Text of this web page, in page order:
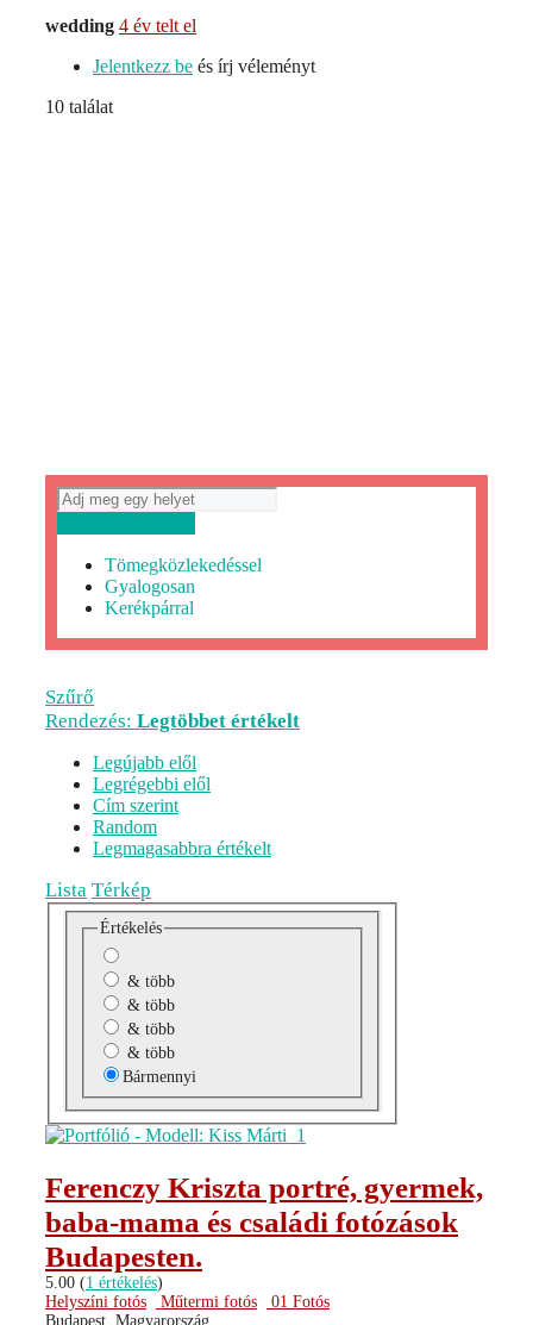
wedding 4 év telt el
Jelentkezz be és írj véleményt
10 találat
Tömegközlekedéssel
Gyalogosan
Kerékpárral
Szűrő
Rendezés: Legtöbbet értékelt
Legújabb elől
Legrégebbi elől
Cím szerint
Random
Legmagasabbra értékelt
Lista Térkép
Értékelés
& több
& több
& több
& több
Bármennyi
Ferenczy Kriszta portré, gyermek,
baba-mama és családi fotózások
Budapesten.
5.00 (1 értékelés)
Helyszíni fotós
Műtermi fotós
01 Fotós
Budapest, Magyarország